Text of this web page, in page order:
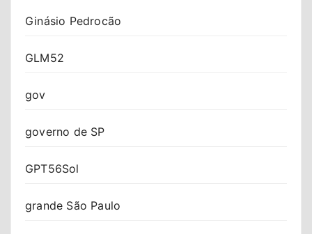
Ginásio Pedrocão
GLM52
gov
governo de SP
GPT56Sol
grande São Paulo